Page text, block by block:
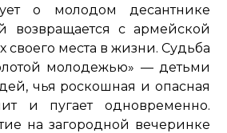
о молодом десантнике
возвращается с армейской
своего места в жизни. Судьба
молодежью» — детьми
чья роскошная и опасная
и пугает одновременно.
на загородной вечеринке